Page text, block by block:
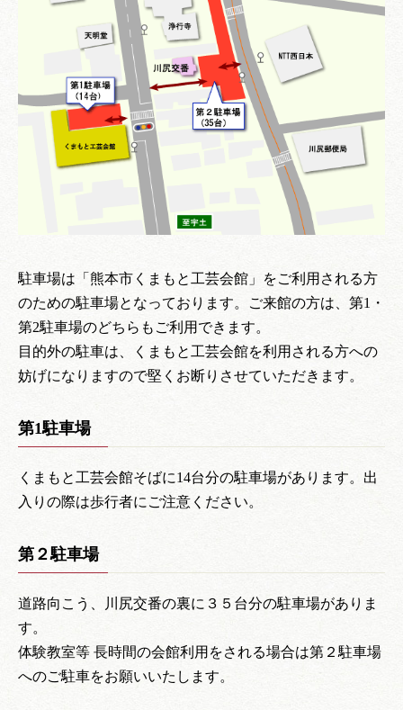
駐車場は「熊本市くまもと工芸会館」をご利用される方
のための駐車場となっております。ご来館の方は、第1・
第2駐車場のどちらもご利用できます。
目的外の駐車は、くまもと工芸会館を利用される方への
妨げになりますので堅くお断りさせていただきます。
第1駐車場
くまもと工芸会館そばに14台分の駐車場があります。出
入りの際は歩行者にご注意ください。
第２駐車場
道路向こう、川尻交番の裏に３５台分の駐車場がありま
す。
体験教室等 長時間の会館利用をされる場合は第２駐車場
へのご駐車をお願いいたします。